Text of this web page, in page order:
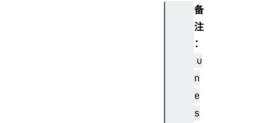
备
注
：
u
n
e
s